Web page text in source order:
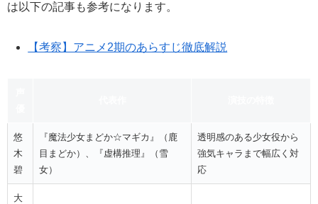
は以下の記事も参考になります。
【考察】アニメ2期のあらすじ徹底解説
悠
木
碧
『魔法少女まどか☆マギカ』（鹿
目まどか）、『虚構推理』（雪
女）
透明感のある少女役から
強気キャラまで幅広く対
応
大